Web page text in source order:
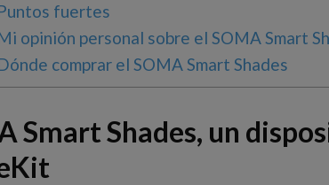
fuertes
opinión personal sobre el SOMA Smart
comprar el SOMA Smart Shades
Smart Shades, un